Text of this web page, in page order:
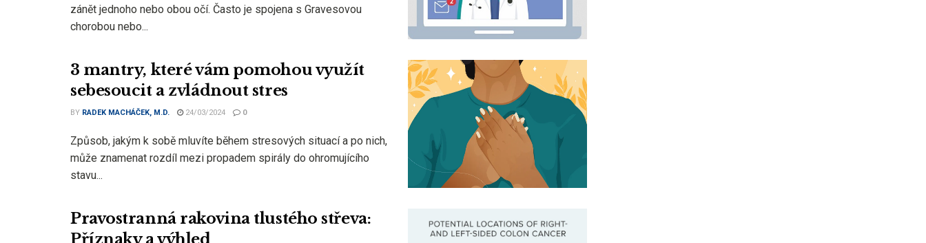
zánět jednoho nebo obou očí. Často je spojena s Gravesovou
chorobou nebo...
3 mantry, které vám pomohou využít
sebesoucit a zvládnout stres
BY RADEK MACHÁČEK, M.D. 24/03/2024 0
Způsob, jakým k sobě mluvíte během stresových situací a po nich,
může znamenat rozdíl mezi propadem spirály do ohromujícího
stavu...
Pravostranná rakovina tlustého střeva:
Příznaky a výhled